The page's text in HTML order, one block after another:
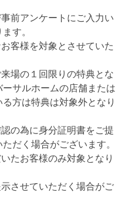
前アンケートにご入力い
す。
客様を対象とさせていた
場の１回限りの特典とな
サルホームの店舗または
方は特典は対象外となり
の為に身分証明書をご提
だく場合がございます。
たお客様のみ対象となり
させていただく場合がご